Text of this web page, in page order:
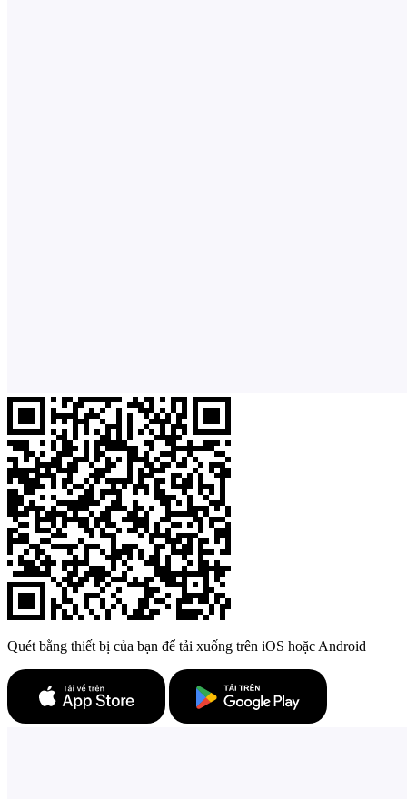
Quét bằng thiết bị của bạn để tải xuống trên iOS hoặc Android